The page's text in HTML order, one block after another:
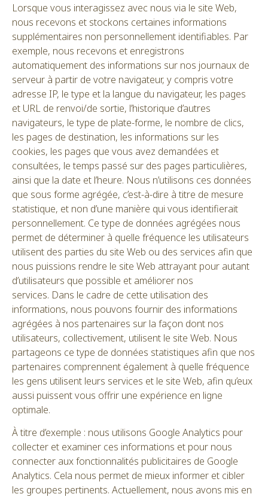
Lorsque vous interagissez avec nous via le site Web,
nous recevons et stockons certaines informations
supplémentaires non personnellement identifiables. Par
exemple, nous recevons et enregistrons
automatiquement des informations sur nos journaux de
serveur à partir de votre navigateur, y compris votre
adresse IP, le type et la langue du navigateur, les pages
et URL de renvoi/de sortie, l’historique d’autres
navigateurs, le type de plate-forme, le nombre de clics,
les pages de destination, les informations sur les
cookies, les pages que vous avez demandées et
consultées, le temps passé sur des pages particulières,
ainsi que la date et l’heure. Nous n’utilisons ces données
que sous forme agrégée, c’est-à-dire à titre de mesure
statistique, et non d’une manière qui vous identifierait
personnellement. Ce type de données agrégées nous
permet de déterminer à quelle fréquence les utilisateurs
utilisent des parties du site Web ou des services afin que
nous puissions rendre le site Web attrayant pour autant
d’utilisateurs que possible et améliorer nos
services. Dans le cadre de cette utilisation des
informations, nous pouvons fournir des informations
agrégées à nos partenaires sur la façon dont nos
utilisateurs, collectivement, utilisent le site Web. Nous
partageons ce type de données statistiques afin que nos
partenaires comprennent également à quelle fréquence
les gens utilisent leurs services et le site Web, afin qu’eux
aussi puissent vous offrir une expérience en ligne
optimale.
À titre d’exemple : nous utilisons Google Analytics pour
collecter et examiner ces informations et pour nous
connecter aux fonctionnalités publicitaires de Google
Analytics. Cela nous permet de mieux informer et cibler
les groupes pertinents. Actuellement, nous avons mis en